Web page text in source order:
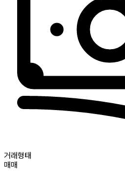
거래형태
매매